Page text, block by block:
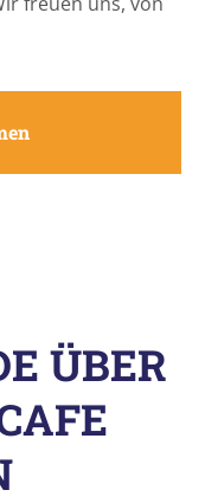
ÜBER